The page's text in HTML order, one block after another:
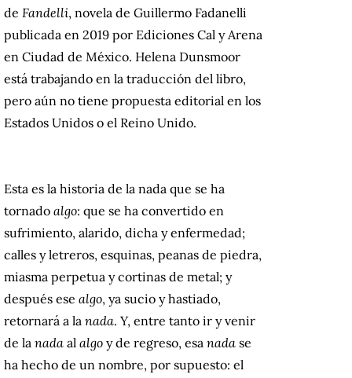
de Fandelli, novela de Guillermo Fadanelli
publicada en 2019 por Ediciones Cal y Arena
en Ciudad de México. Helena Dunsmoor
está trabajando en la traducción del libro,
pero aún no tiene propuesta editorial en los
Estados Unidos o el Reino Unido.
Esta es la historia de la nada que se ha
tornado algo: que se ha convertido en
sufrimiento, alarido, dicha y enfermedad;
calles y letreros, esquinas, peanas de piedra,
miasma perpetua y cortinas de metal; y
después ese algo, ya sucio y hastiado,
retornará a la nada. Y, entre tanto ir y venir
de la nada al algo y de regreso, esa nada se
ha hecho de un nombre, por supuesto: el